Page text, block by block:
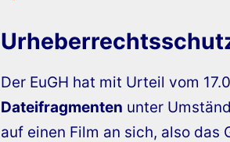
Der EuGH hat mit Urteil vom
Dateifragmenten unter
auf einen Film an sich, also das